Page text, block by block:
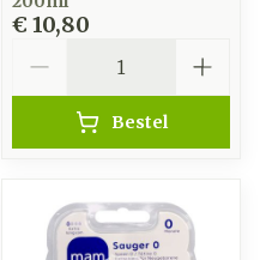
€ 10,80
Bestel